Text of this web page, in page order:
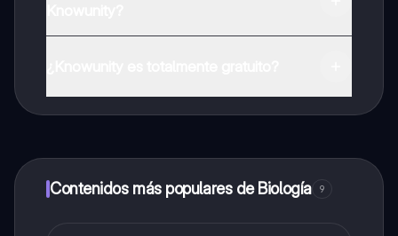
a determinadas funciones.
Contenidos más populares de Biología 9